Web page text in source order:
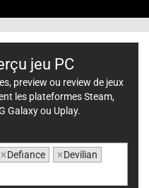
jeu PC
preview ou review de jeux
les plateformes Steam,
Galaxy ou Uplay.
×Defiance ×Devilian